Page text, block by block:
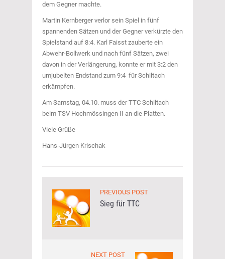
dem Gegner machte.
Martin Kernberger verlor sein Spiel in fünf
spannenden Sätzen und der Gegner verkürzte den
Spielstand auf 8:4. Karl Faisst zauberte ein
Abwehr-Bollwerk und nach fünf Sätzen, zwei
davon in der Verlängerung, konnte er mit 3:2 den
umjubelten Endstand zum 9:4 für Schiltach
erkämpfen.
Am Samstag, 04.10. muss der TTC Schiltach
beim TSV Hochmössingen II an die Platten.
Viele Grüße
Hans-Jürgen Krischak
PREVIOUS POST
Sieg für TTC
NEXT POST